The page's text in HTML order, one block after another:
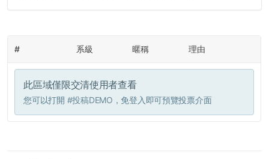
# 系級 暱稱 理由
此區域僅限交清使用者查看
您可以打開 #投稿DEMO ，免登入即可預覽投票介面